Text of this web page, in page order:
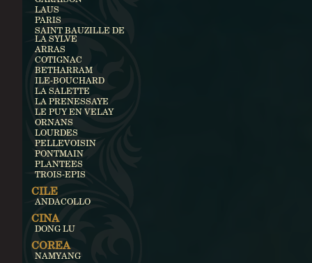
LAUS
PARIS
SAINT BAUZILLE DE
LA SYLVE
ARRAS
COTIGNAC
BETHARRAM
ILE-BOUCHARD
LA SALETTE
LA PRENESSAYE
LE PUY EN VELAY
ORNANS
LOURDES
PELLEVOISIN
PONTMAIN
PLANTEES
TROIS-EPIS
CILE
ANDACOLLO
CINA
DONG LU
COREA
NAMYANG